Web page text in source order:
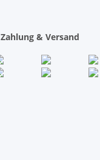
Zahlung & Versand